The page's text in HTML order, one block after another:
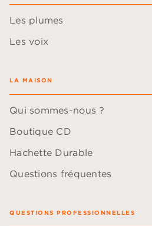
Les plumes
Les voix
LA MAISON
Qui sommes-nous ?
Boutique CD
Hachette Durable
Questions fréquentes
QUESTIONS PROFESSIONNELLES